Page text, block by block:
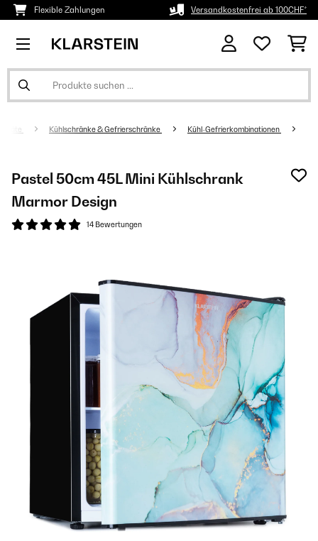
Flexible Zahlungen Versandkostenfrei ab 100CHF*
Kühlschränke & Gefrierschränke Kühl-Gefrierkombinationen
Pastel 50cm 45L Mini Kühlschrank​
Marmor Design
14 Bewertungen